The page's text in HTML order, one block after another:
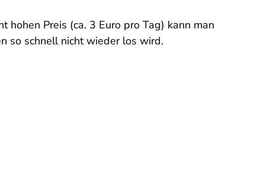
Preis (ca. 3 Euro pro Tag) kann man
so schnell nicht wieder los wird.